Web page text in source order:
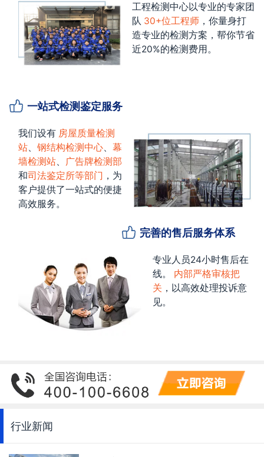
工程检测中心以专业的专家团
队 30+位工程师 ，你量身打
造专业的检测方案，帮你节省
近20%的检测费用。
一站式检测鉴定服务
我们设有 房屋质量检测
站、 钢结构检测中心、 幕
墙检测站、
广告牌检测部
和司法鉴定所等部门 ，为
客户提供了一站式的便捷
高效服务。
完善的售后服务体系
专业人员24小时售后在
线。 内部严格审核把
关 ，以高效处理投诉意
见。
行业新闻